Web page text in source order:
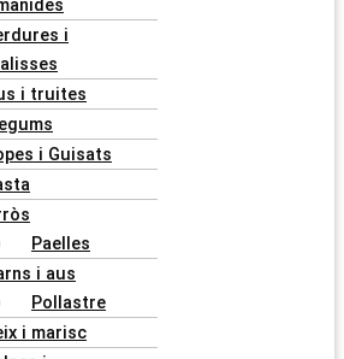
i
i truites
i Guisats
Paelles
i aus
Pollastre
i marisc